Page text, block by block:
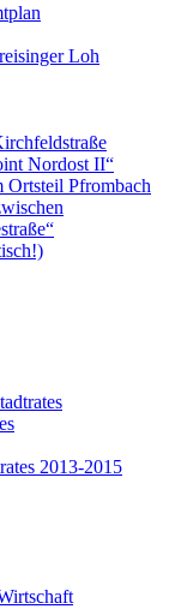
Loh
Nordost II“
Ortsteil Pfrombach
2013-2015